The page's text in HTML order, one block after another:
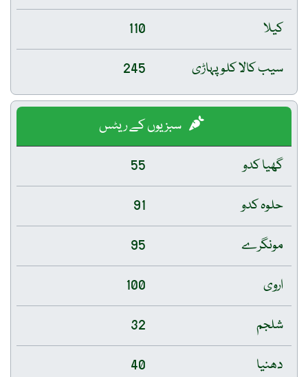
کیلا
110
سیب کالا کلو پہاڑی
245
سبزیوں کے ریٹس
گھیا کدو
55
حلوہ کدو
91
مونگرے
95
اروی
100
شلجم
32
دھنیا
40